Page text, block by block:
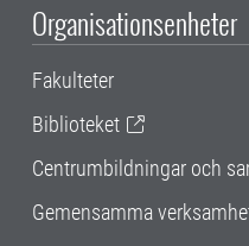
Organisationsenheter
Fakulteter
Biblioteket
Centrumbildningar och
Gemensamma